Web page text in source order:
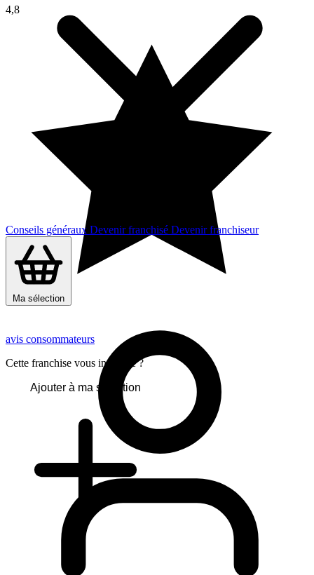
Conseils généraux Devenir franchisé Devenir franchiseur
Ma sélection
4,8
avis consommateurs
Cette franchise vous intéresse ?
Ajouter à ma sélection